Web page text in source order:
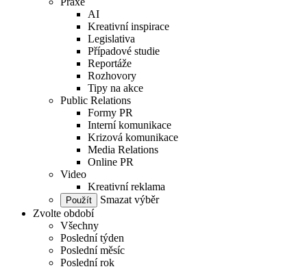
AI
Kreativní inspirace
Legislativa
Případové studie
Reportáže
Rozhovory
Tipy na akce
Public Relations
Formy PR
Interní komunikace
Krizová komunikace
Media Relations
Online PR
Video
Kreativní reklama
Smazat výběr
Zvolte období
Všechny
Poslední týden
Poslední měsíc
Poslední rok